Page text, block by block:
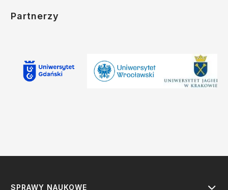
Partnerzy
SPRAWY NAUKOWE